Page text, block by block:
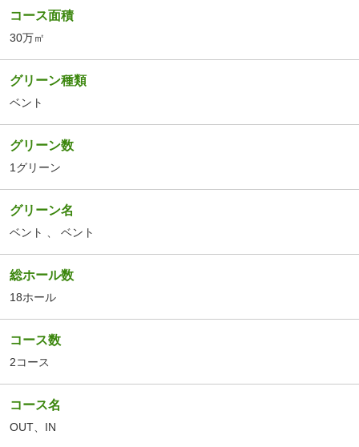
コース面積
30万㎡
グリーン種類
ベント
グリーン数
1グリーン
グリーン名
ベント ベント
総ホール数
18ホール
コース数
2コース
コース名
OUT IN